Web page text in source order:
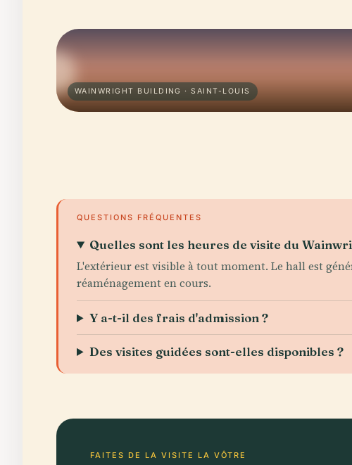
WAINWRIGHT BUILDING · SAINT-LOUIS
QUESTIONS FRÉQUENTES
Quelles sont les heures de visite du
L'extérieur est visible à tout moment. Le hall est
réaménagement en cours.
Y a-t-il des frais d'admission ?
Des visites guidées sont-elles disponibles ?
FAITES DE LA VISITE LA VÔTRE